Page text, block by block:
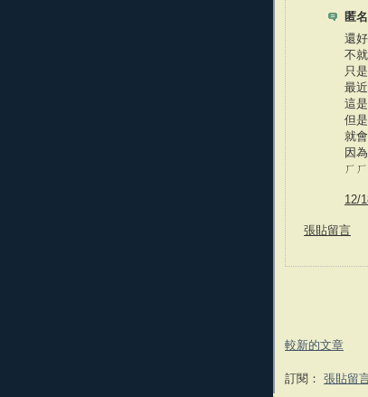
匿
還好
不
只
最
這
但
就
因
ㄏㄏ
12/
張貼留言
較新的文章
訂閱： 張貼留